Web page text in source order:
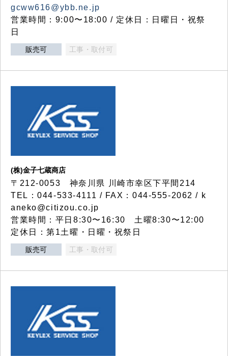
gcww616@ybb.ne.jp
営業時間：9:00〜18:00 / 定休日：日曜日・祝祭
日
販売可 工事・取付可
(株)金子七蔵商店
〒212-0053 神奈川県 川崎市幸区下平間214
TEL：044-533-4111 / FAX：044-555-2062 / k
aneko@citizou.co.jp
営業時間：平日8:30〜16:30 土曜8:30〜12:00
定休日：第1土曜・日曜・祝祭日
販売可 工事・取付可